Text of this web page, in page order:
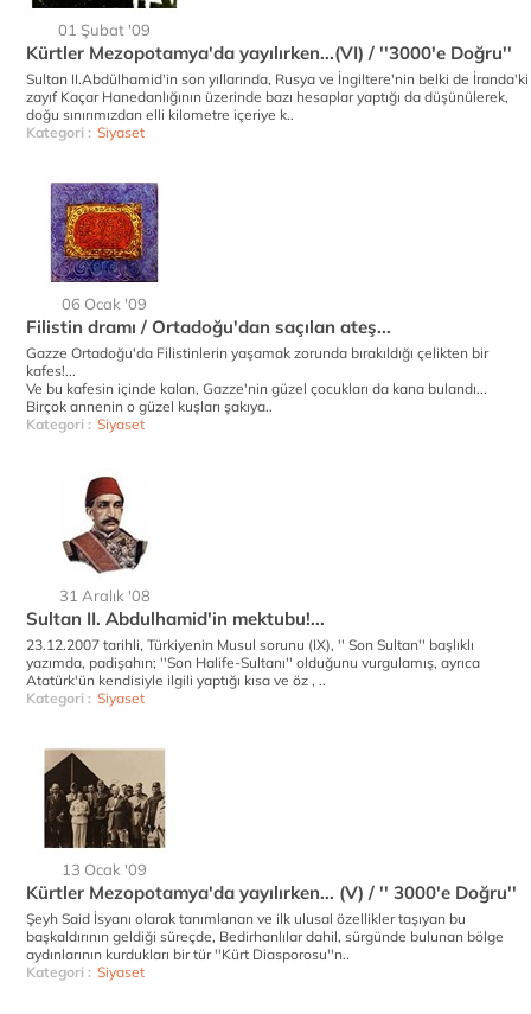
01 Şubat '09
Kürtler Mezopotamya'da yayılırken...(VI) / ''3000'e Doğru''
Sultan II.Abdülhamid'in son yıllarında, Rusya ve İngiltere'nin belki de İranda'ki
zayıf Kaçar Hanedanlığının üzerinde bazı hesaplar yaptığı da düşünülerek,
doğu sınırımızdan elli kilometre içeriye k..
Kategori : Siyaset
06 Ocak '09
Filistin dramı / Ortadoğu'dan saçılan ateş...
Gazze Ortadoğu'da Filistinlerin yaşamak zorunda bırakıldığı çelikten bir
kafes!...
Ve bu kafesin içinde kalan, Gazze'nin güzel çocukları da kana bulandı...
Birçok annenin o güzel kuşları şakıya..
Kategori : Siyaset
31 Aralık '08
Sultan II. Abdulhamid'in mektubu!...
23.12.2007 tarihli, Türkiyenin Musul sorunu (IX), '' Son Sultan'' başlıklı
yazımda, padişahın; ''Son Halife-Sultanı'' olduğunu vurgulamış, ayrıca
Atatürk'ün kendisiyle ilgili yaptığı kısa ve öz , ..
Kategori : Siyaset
13 Ocak '09
Kürtler Mezopotamya'da yayılırken... (V) / '' 3000'e Doğru''
Şeyh Said İsyanı olarak tanımlanan ve ilk ulusal özellikler taşıyan bu
başkaldırının geldiği süreçde, Bedirhanlılar dahil, sürgünde bulunan bölge
aydınlarının kurdukları bir tür ''Kürt Diasporosu''n..
Kategori : Siyaset